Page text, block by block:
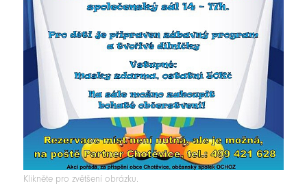
Klikněte pro zvětšení obrázku.